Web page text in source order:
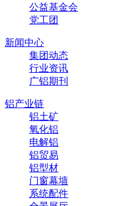
公益基金会
党工团
新闻中心
集团动态
行业资讯
广铝期刊
铝产业链
铝土矿
氧化铝
电解铝
铝贸易
铝型材
门窗幕墙
系统配件